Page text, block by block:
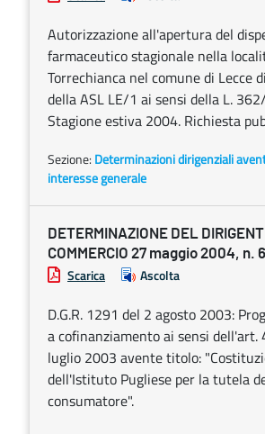
Autorizzazione all'apertura del
farmaceutico stagionale nella
Torrechianca nel comune di Lecce
della ASL LE/1 ai sensi della L.
Stagione estiva 2004. Richiesta
Sezione: Determinazioni dirigenziali
interesse generale
DETERMINAZIONE DEL
COMMERCIO 27 maggio 2004, n.
Scarica Ascolta
D.G.R. 1291 del 2 agosto 2003:
a cofinanziamento ai sensi dell'art.
luglio 2003 avente titolo:
dell'Istituto Pugliese per la tutela
consumatore".